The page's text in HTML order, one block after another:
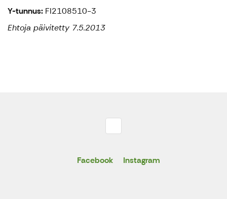
Y-tunnus: FI2108510-3
Ehtoja päivitetty 7.5.2013
Facebook Instagram